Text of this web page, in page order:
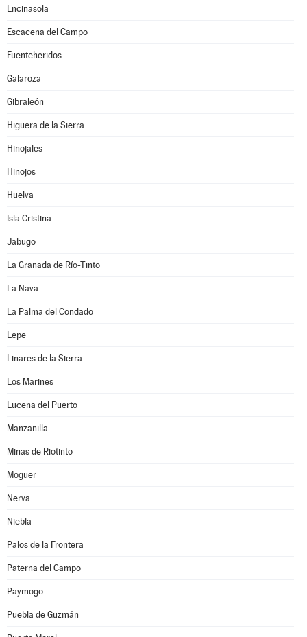
Encinasola
Escacena del Campo
Fuenteheridos
Galaroza
Gibraleón
Higuera de la Sierra
Hinojales
Hinojos
Huelva
Isla Cristina
Jabugo
La Granada de Río-Tinto
La Nava
La Palma del Condado
Lepe
Linares de la Sierra
Los Marines
Lucena del Puerto
Manzanilla
Minas de Riotinto
Moguer
Nerva
Niebla
Palos de la Frontera
Paterna del Campo
Paymogo
Puebla de Guzmán